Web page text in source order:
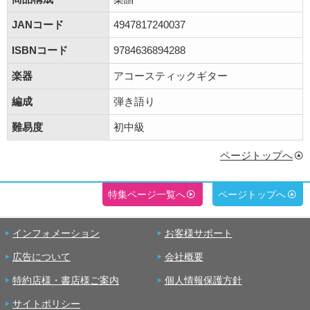
JANコード 4947817240037
ISBNコード 9784636894288
楽器 アコースティックギター
編成 弾き語り
難易度 初中級
ページトップへ
特集ページ一覧へ ページトップへ
インフォメーション お客様サポート
広告について 会社概要
特約店様・書店様ご案内 個人情報保護方針
サイトポリシー